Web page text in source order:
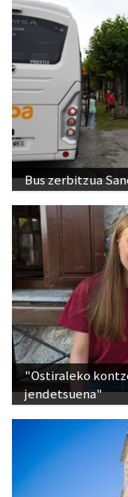
Bus zerbitzua
"Ostiraleko
jendetsuena"